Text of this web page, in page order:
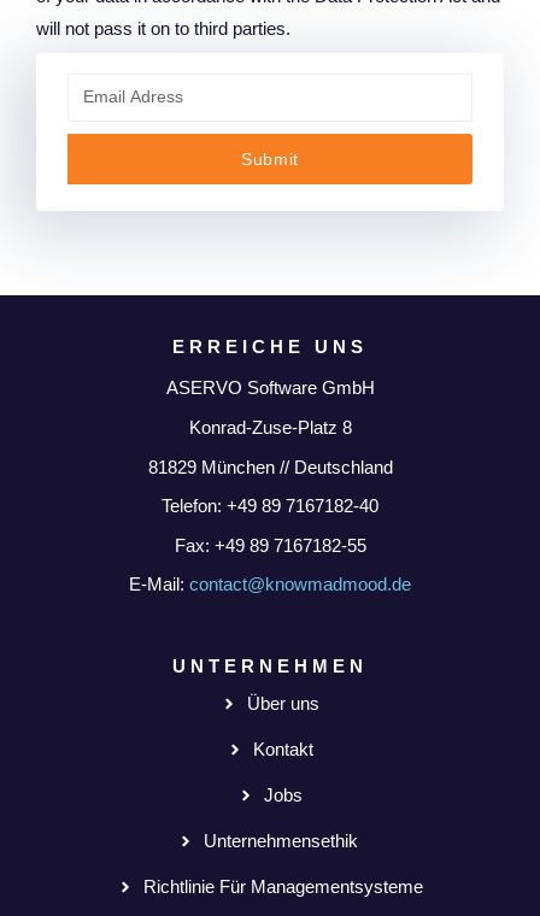
will not pass it on to third parties.
Submit
ERREICHE UNS
ASERVO Software GmbH
Konrad-Zuse-Platz 8
81829 München // Deutschland
Telefon: +49 89 7167182-40
Fax: +49 89 7167182-55
E-Mail: contact@knowmadmood.de
UNTERNEHMEN
Über uns
Kontakt
Jobs
Unternehmensethik
Richtlinie Für Managementsysteme